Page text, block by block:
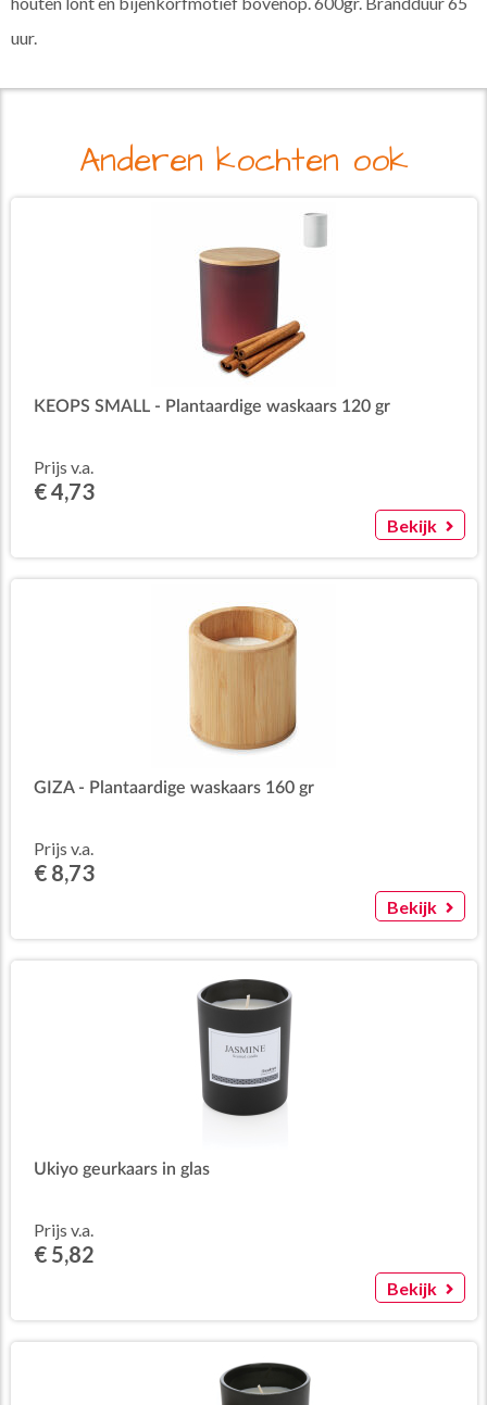
uur.
Anderen kochten ook
KEOPS SMALL - Plantaardige waskaars 120 gr
Prijs v.a.
€ 4,73
Bekijk
GIZA - Plantaardige waskaars 160 gr
Prijs v.a.
€ 8,73
Bekijk
Ukiyo geurkaars in glas
Prijs v.a.
€ 5,82
Bekijk